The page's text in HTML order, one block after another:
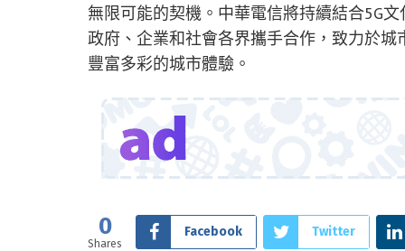
無限可能的契機。中華電信將持續結合5G
政府、企業和社會各界攜手合作，致力於
豐富多彩的城市體驗。
0
Shares
Facebook Twitter